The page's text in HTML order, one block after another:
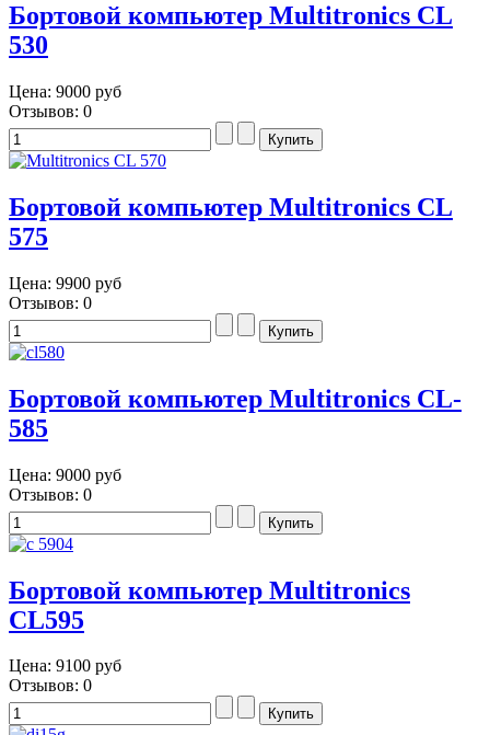
Бортовой компьютер Multitronics CL
530
Цена: 9000 руб
Отзывов: 0
Бортовой компьютер Multitronics CL
575
Цена: 9900 руб
Отзывов: 0
Бортовой компьютер Multitronics CL-
585
Цена: 9000 руб
Отзывов: 0
Бортовой компьютер Multitronics
CL595
Цена: 9100 руб
Отзывов: 0